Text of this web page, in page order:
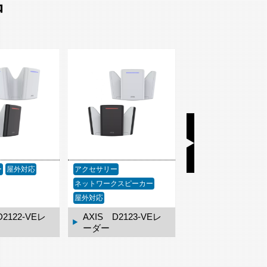
屋外対応
VEレ
アクセサリー
ネットワークスピーカー
屋外対応
AXIS D2123-VEレ
ーダー
アクセサリー
AXIS TQ3819-
ェザーシールド